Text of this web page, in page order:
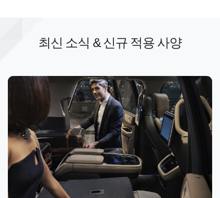
최신 소식 & 신규 적용 사양